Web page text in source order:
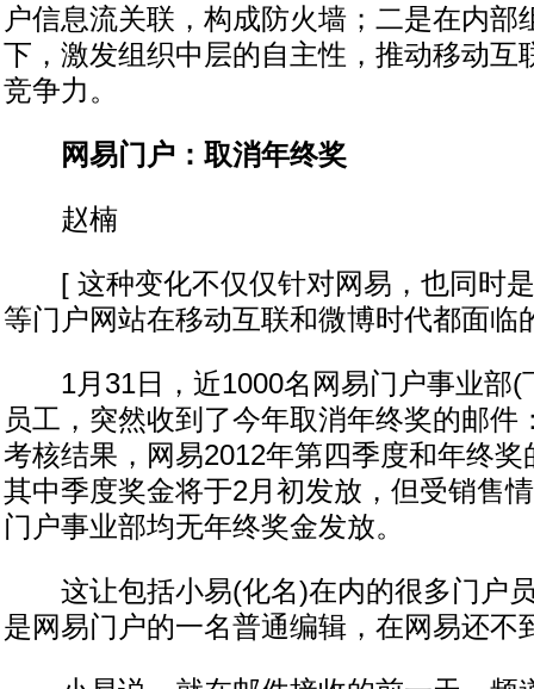
户信息流关联，构成防火墙；二是在内部
下，激发组织中层的自主性，推动移动互
竞争力。
网易门户：取消年终奖
赵楠
[ 这种变化不仅仅针对网易，也同时是
等门户网站在移动互联和微博时代都面临
1月31日，近1000名网易门户事业部(
员工，突然收到了今年取消年终奖的邮件
考核结果，网易2012年第四季度和年终
其中季度奖金将于2月初发放，但受销售
门户事业部均无年终奖金发放。
这让包括小易(化名)在内的很多门户
是网易门户的一名普通编辑，在网易还不